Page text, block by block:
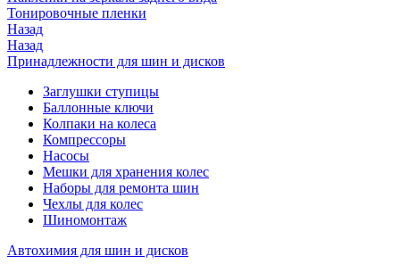
Тонировочные пленки
Назад
Назад
Принадлежности для шин и дисков
Заглушки ступицы
Баллонные ключи
Колпаки на колеса
Компрессоры
Насосы
Мешки для хранения колес
Наборы для ремонта шин
Чехлы для колес
Шиномонтаж
Автохимия для шин и дисков